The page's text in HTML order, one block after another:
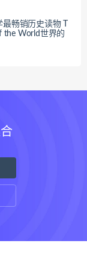
最畅销历史读物 T
the World世界的